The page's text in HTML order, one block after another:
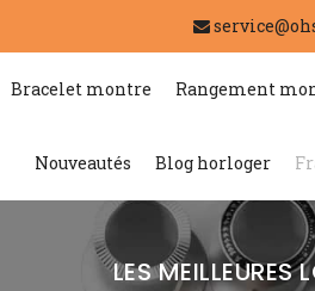
Bracelet montre Rangement
Nouveautés Blog horloger
LES MEILLEURES